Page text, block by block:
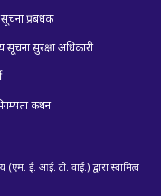
प्रबंधक
सूचना सुरक्षा अधिकारी
कथन
(एम. ई. आई. टी. वाई.) द्वारा स्वामित्व